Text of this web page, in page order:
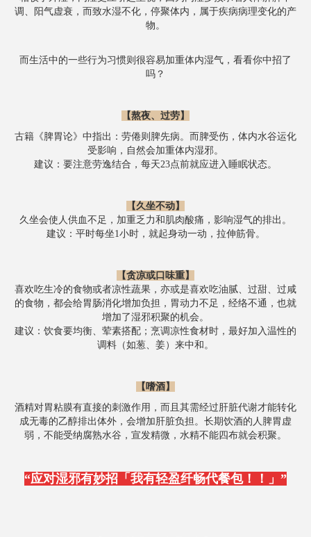
调、阳气虚衰，而致水湿不化，停聚体内，属于疾病病理变化的产
物。
而生活中的一些行为习惯则很容易加重体内湿气，看看你中招了
吗？
【熬夜、过劳】
古籍《脾胃论》中指出：劳倦则脾先病。而脾受伤，体内水谷运化
受影响，自然会加重体内湿邪。
建议：要注意劳逸结合，每天23点前就应进入睡眠状态。
【久坐不动】
久坐会使人供血不足，加重乏力和肌肉酸痛，影响湿气的排出。
建议：平时每坐1小时，就起身动一动，拉伸筋骨。
【贪凉或口味重】
喜欢吃生冷的食物或者凉性蔬果，亦或是喜欢吃油腻、过甜、过咸
的食物，都会给胃肠消化增加负担，胃动力不足，经络不通，也就
增加了湿邪积聚的机会。
建议：饮食要均衡、荤素搭配；烹调凉性食材时，最好加入温性的
调料（如葱、姜）来中和。
【嗜酒 】
酒精对胃粘膜有直接的刺激作用，而且其需经过肝脏代谢才能转化
成无毒的乙醇排出体外，会增加肝脏负担。长期饮酒的人脾胃虚
弱，不能受纳腐熟水谷，宣发精微，水精不能四布就会积聚。
“应对湿邪有妙招「 我有轻盈纤畅代餐包！！」”